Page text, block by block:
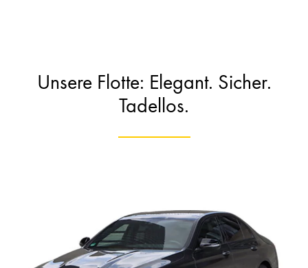
Unsere Flotte: Elegant. Sicher.
Tadellos.